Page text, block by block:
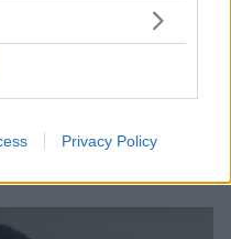
Privacy Policy